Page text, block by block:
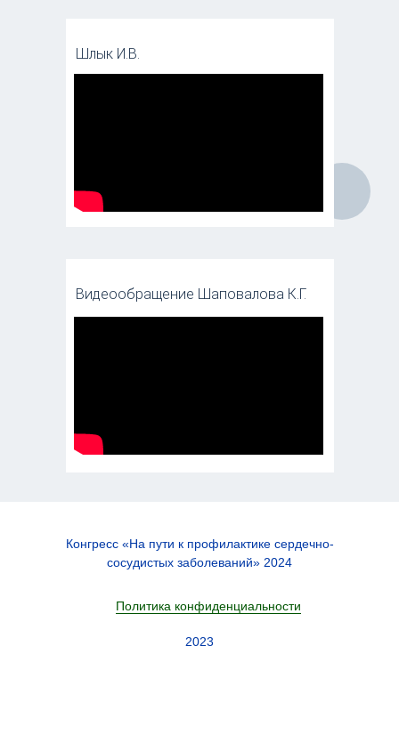
Шлык И.В.
Видеообращение Шаповалова К.Г.
Конгресс «На пути к профилактике сердечно-
сосудистых заболеваний» 2024
2023
Политика конфиденциальности